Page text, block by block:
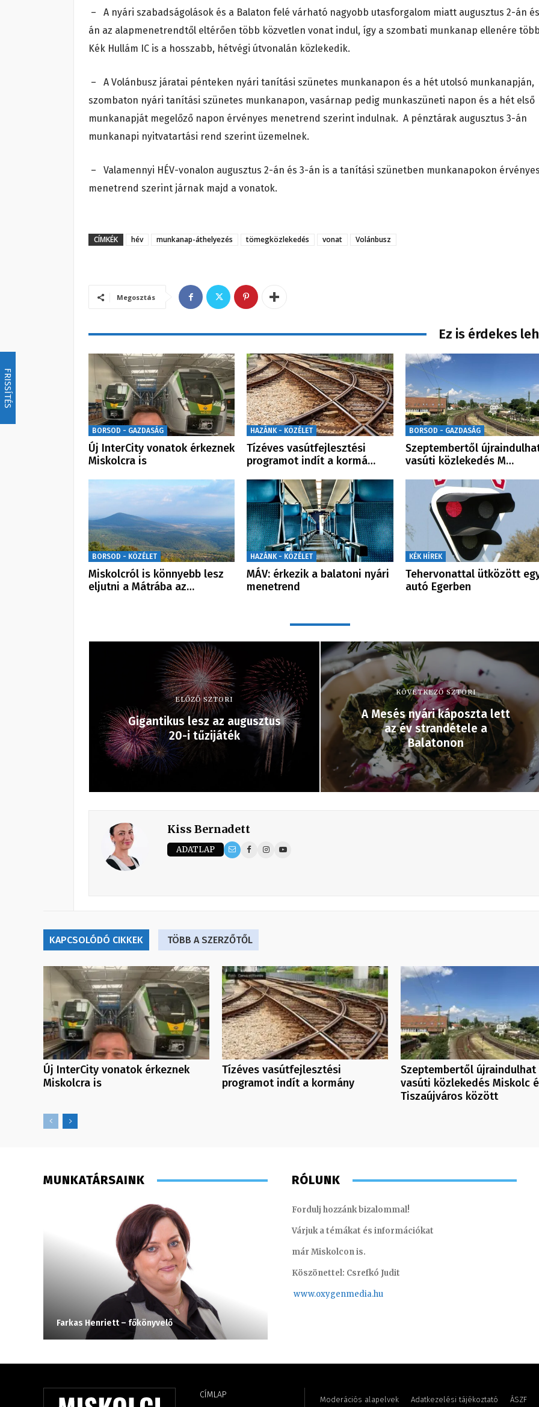
FRISSÍTÉS
– A nyári szabadságolások és a Balaton felé várható nagyobb utasforgalom miatt augusztus 2-án
án az alapmenetrendtől eltérően több közvetlen vonat indul, így a szombati munkanap ellenére
Kék Hullám IC is a hosszabb, hétvégi útvonalán közlekedik.
– A Volánbusz járatai pénteken nyári tanítási szünetes munkanapon és a hét utolsó munkanapján,
szombaton nyári tanítási szünetes munkanapon, vasárnap pedig munkaszüneti napon és a hét első
munkanapját megelőző napon érvényes menetrend szerint indulnak. A pénztárak augusztus 3-án
munkanapi nyitvatartási rend szerint üzemelnek.
– Valamennyi HÉV-vonalon augusztus 2-án és 3-án is a tanítási szünetben munkanapokon
menetrend szerint járnak majd a vonatok.
CÍMKÉK hév munkanap-áthelyezés tömegközlekedés vonat Volánbusz
Megosztás
Ez is érdekes
BORSOD - GAZDASÁG
Új InterCity vonatok érkeznek
Miskolcra is
HAZÁNK - KÖZÉLET
Tízéves vasútfejlesztési
programot indít a kormá…
BORSOD - GAZDASÁG
Szeptembertől
vasúti közlekedés M…
BORSOD - KÖZÉLET
Miskolcról is könnyebb lesz
eljutni a Mátrába az…
HAZÁNK - KÖZÉLET
MÁV: érkezik a balatoni nyári
menetrend
KÉK HÍREK
Tehervonattal ütközött
autó Egerben
ELŐZŐ SZTORI
Gigantikus lesz az augusztus
20-i tűzijáték
KÖVETKEZŐ SZTORI
A Mesés nyári káposzta lett
az év strandétele a
Balatonon
Kiss Bernadett
ADATLAP
KAPCSOLÓDÓ CIKKEK TÖBB A SZERZŐTŐL
Új InterCity vonatok érkeznek
Miskolcra is
Tízéves vasútfejlesztési
programot indít a kormány
Szeptembertől újraindulhat
vasúti közlekedés Miskolc
Tiszaújváros között
MUNKATÁRSAINK
Farkas Henriett – főkönyvelő
RÓLUNK
Fordulj hozzánk bizalommal!
Várjuk a témákat és információkat
már Miskolcon is.
Köszönettel: Csrefkó Judit
www.oxygenmedia.hu
CÍMLAP Moderációs alapelvek Adatkezelési tájékoztató ÁSZF